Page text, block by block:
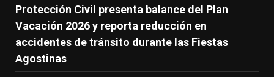
Protección Civil presenta balance del Plan
Vacación 2026 y reporta reducción en
accidentes de tránsito durante las Fiestas
Agostinas